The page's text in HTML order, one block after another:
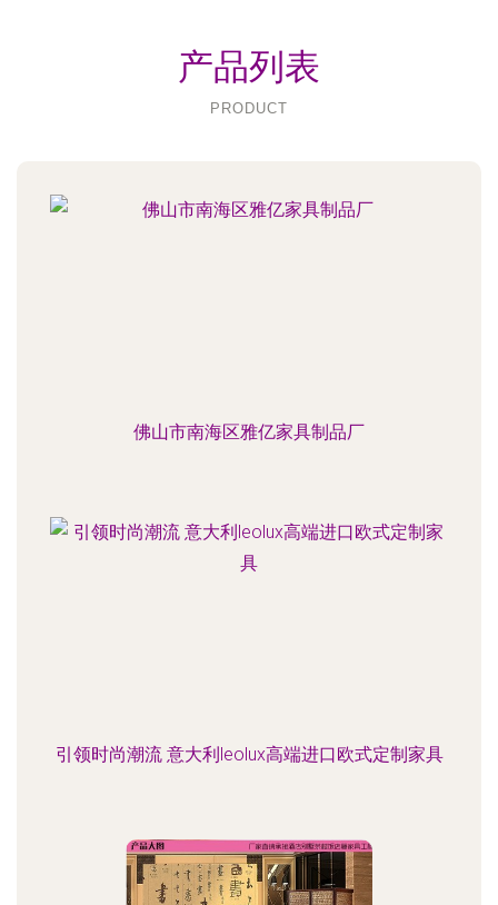
产品列表
PRODUCT
佛山市南海区雅亿家具制品厂
引领时尚潮流 意大利leolux高端进口欧式定制家具